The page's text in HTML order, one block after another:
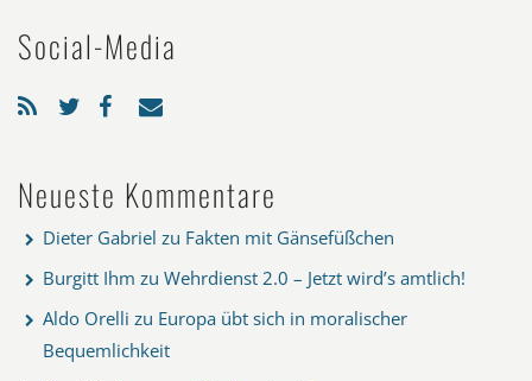
Social-Media
Neueste Kommentare
Dieter Gabriel zu Fakten mit Gänsefüßchen
Burgitt Ihm zu Wehrdienst 2.0 – Jetzt wird’s amtlich!
Aldo Orelli zu Europa übt sich in moralischer
Bequemlichkeit